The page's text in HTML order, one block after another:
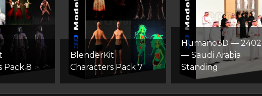
Pack 8
BlenderKit
Сharacters Pack 7
Humano3D — 2402
— Saudi Arabia
Standing